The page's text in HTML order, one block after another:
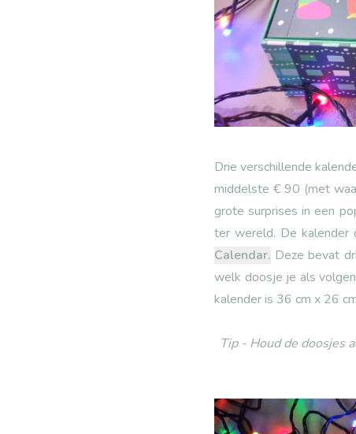
Drie verschillende
middelste € 90 (met
grote surprises in een
ter wereld. De
Calendar. Deze bevat
welk doosje je als
kalender is 36 cm x 26
Tip - Houd de doosjes